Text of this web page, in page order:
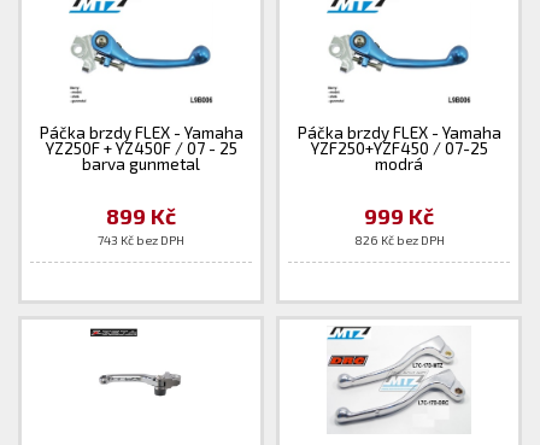
Páčka brzdy FLEX - Yamaha
YZ250F + YZ450F / 07 - 25
barva gunmetal
899 Kč
743 Kč bez DPH
Páčka brzdy FLEX - Yamaha
YZF250+YZF450 / 07-25
modrá
999 Kč
826 Kč bez DPH